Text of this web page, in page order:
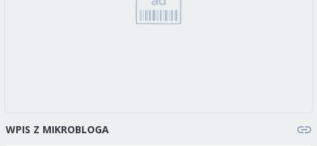
WPIS Z MIKROBLOGA